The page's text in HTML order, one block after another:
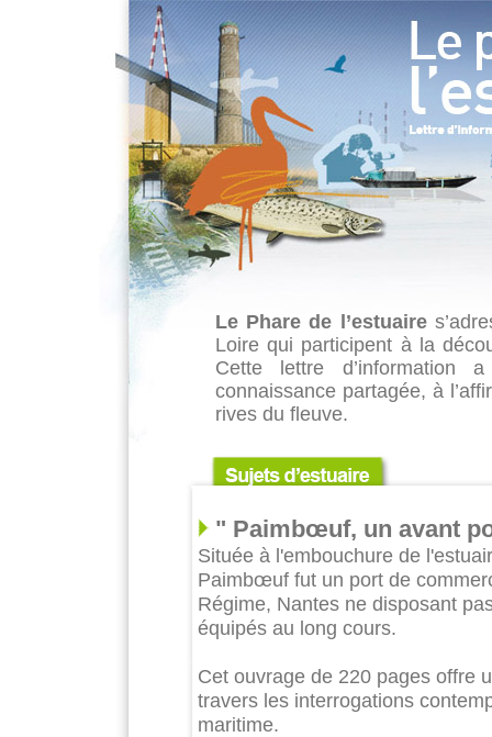
Le Phare de l’estuaire
Loire qui participent à la
Cette lettre d’information
connaissance partagée, à
rives du fleuve.
" Paimbœuf, un avant
Située à l'embouchure de
Paimbœuf fut un port de
Régime, Nantes ne disposant
équipés au long cours.
Cet ouvrage de 220 pages offre
travers les interrogations
maritime.